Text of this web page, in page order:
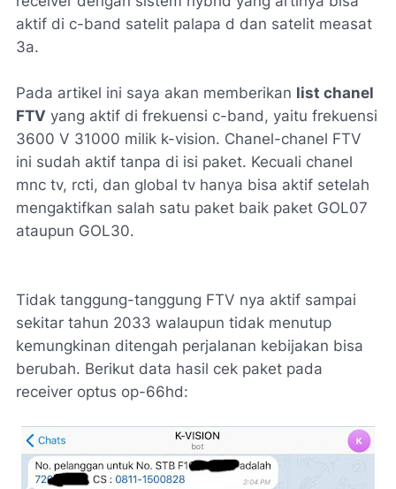
aktif di c-band satelit palapa d dan satelit measat
3a.
Pada artikel ini saya akan memberikan list chanel
FTV yang aktif di frekuensi c-band, yaitu frekuensi
3600 V 31000 milik k-vision. Chanel-chanel FTV
ini sudah aktif tanpa di isi paket. Kecuali chanel
mnc tv, rcti, dan global tv hanya bisa aktif setelah
mengaktifkan salah satu paket baik paket GOL07
ataupun GOL30.
Tidak tanggung-tanggung FTV nya aktif sampai
sekitar tahun 2033 walaupun tidak menutup
kemungkinan ditengah perjalanan kebijakan bisa
berubah. Berikut data hasil cek paket pada
receiver optus op-66hd: